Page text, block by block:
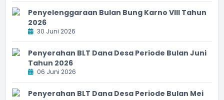
Penyelenggaraan Bulan Bung Karno VIII Tahun
2026
30 Juni 2026
Penyerahan BLT Dana Desa Periode Bulan Juni
Tahun 2026
06 Juni 2026
Penyerahan BLT Dana Desa Periode Bulan Mei